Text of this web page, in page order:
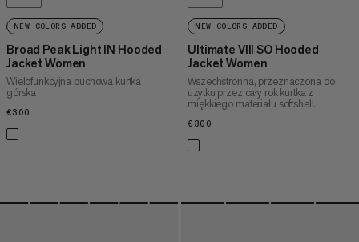
NEW COLORS ADDED
Broad Peak Light IN Hooded
Jacket Women
Wielofunkcyjna puchowa kurtka
górska
€300
NEW COLORS ADDED
Ultimate VIII SO Hooded
Jacket Women
Wszechstronna, przeznaczona do
użytku przez cały rok kurtka z
miękkiego materiału softshell.
€300